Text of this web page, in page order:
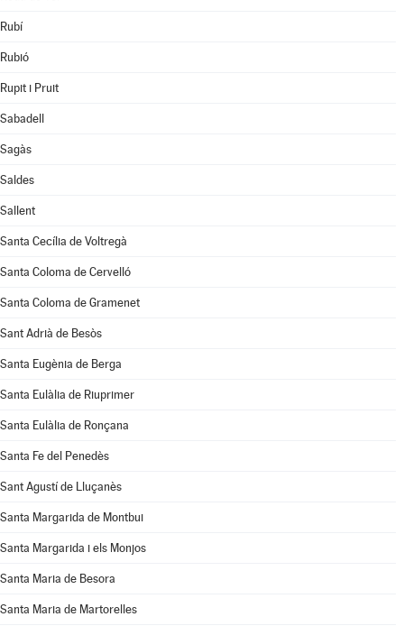
Rubí
Rubió
Rupit i Pruit
Sabadell
Sagàs
Saldes
Sallent
Santa Cecília de Voltregà
Santa Coloma de Cervelló
Santa Coloma de Gramenet
Sant Adrià de Besòs
Santa Eugènia de Berga
Santa Eulàlia de Riuprimer
Santa Eulàlia de Ronçana
Santa Fe del Penedès
Sant Agustí de Lluçanès
Santa Margarida de Montbui
Santa Margarida i els Monjos
Santa Maria de Besora
Santa Maria de Martorelles